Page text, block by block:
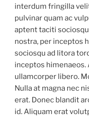
interdum fringilla
pulvinar quam ac
aptent taciti
nostra, per inceptos
sociosqu ad litora
inceptos himenaeos.
ullamcorper libero.
Nulla at magna nec
erat. Donec blandit
id. Aliquam erat